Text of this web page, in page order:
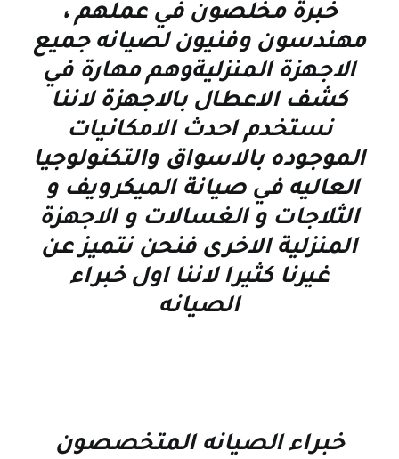
خبرة مخلصون في عملهم ،
مهندسون وفنيون لصيانه جميع
الاجهزة المنزليةوهم مهارة في
كشف الاعطال بالاجهزة لاننا
نستخدم احدث الامكانيات
الموجوده بالاسواق والتكنولوجيا
العاليه في صيانة الميكرويف و
الثلاجات و الغسالات و الاجهزة
المنزلية الاخرى فنحن نتميز عن
غيرنا كثيرا لاننا اول خبراء
الصيانه
خبراء الصيانه المتخصصون